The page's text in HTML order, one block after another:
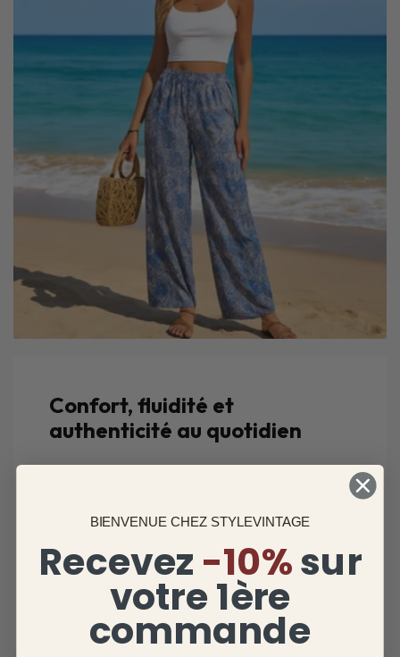
Confort, fluidité et
authenticité au quotidien
pour le printemps et l’été. Sontombé fluide, son
assurent un confort durable, sans compromettre
le style. Associez-le à un haut en lin ou un crop top
look vintage naturellement raffiné.
BIENVENUE CHEZ STYLEVINTAGE
Recevez -10%sur
votre 1ère
commande